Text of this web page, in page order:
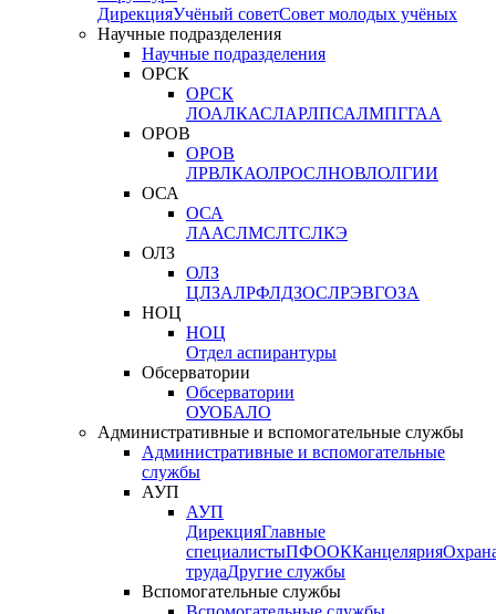
ДирекцияУчёный советСовет молодых учёных
Научные подразделения
Научные подразделения
ОРСК
ОРСК
ЛОАЛКАСЛАРЛПСАЛМПГГАА
ОРОВ
ОРОВ
ЛРВЛКАОЛРОСЛНОВЛОЛГИИ
ОСА
ОСА
ЛААСЛМСЛТСЛКЭ
ОЛЗ
ОЛЗ
ЦЛЗАЛРФЛДЗОСЛРЭВГОЗА
НОЦ
НОЦ
Отдел аспирантуры
Обсерватории
Обсерватории
ОУОБАЛО
Административные и вспомогательные службы
Административные и вспомогательные
службы
АУП
АУП
ДирекцияГлавные
специалистыПФООККанцелярия
трудаДругие службы
Вспомогательные службы